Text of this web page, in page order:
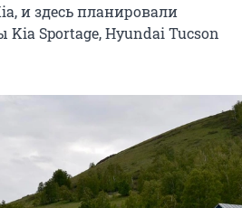
и здесь планировали
Kia Sportage, Hyundai Tucson